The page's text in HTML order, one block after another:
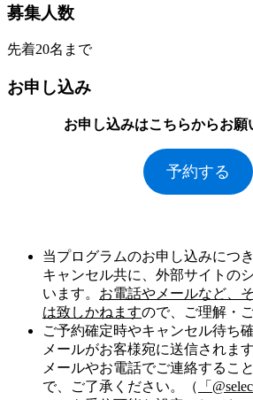
募集人数
先着20名まで
お申し込み
お申し込みはこちらからお願
予約する
当プログラムのお申し込みにつ
キャンセル共に、外部サイトの
います。 お電話やメールなど、
は致しかねますので、ご理解・
ご予約確定時やキャンセル待ち
メールがお客様宛に送信されま
メールやお電話でご連絡するこ
で、ご了承ください。（
「